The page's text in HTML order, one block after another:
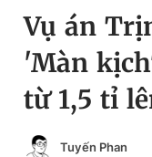
Chuyên mục
Chuyên mục khác
Chào ngày mới
Đổi mật khẩu
Tin đã lưu
Tin đã xem
Vụ án
'Màn
từ 1,5 tỉ
Tuyến Phan